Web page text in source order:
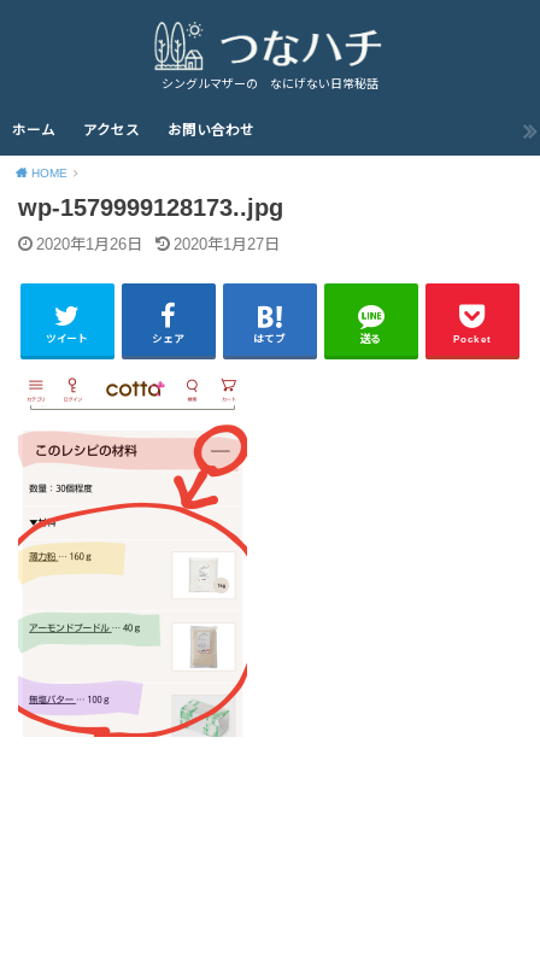
シングルマザーの なにげない日常秘話
ホーム アクセス お問い合わせ
HOME
wp-1579999128173..jpg
2020年1月26日 2020年1月27日
ツイート シェア はてブ 送る Pocket